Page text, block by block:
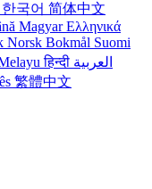
한국어 简体中文
MagyarΕλληνικά
Norsk Bokmål Suomi
हिन्दी العربية
繁體中文